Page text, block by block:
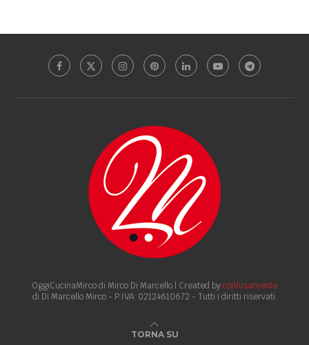
OggiCucinaMirco di Mirco Di Marcello | Created byconfusamente
di Di Marcello Mirco - P.IVA: 02124610672 - Tutti i diritti riservati.
TORNA SU